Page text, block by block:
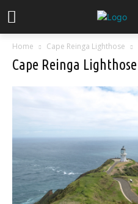
Home Cape Reinga Lighthose
Cape Reinga Lighthose